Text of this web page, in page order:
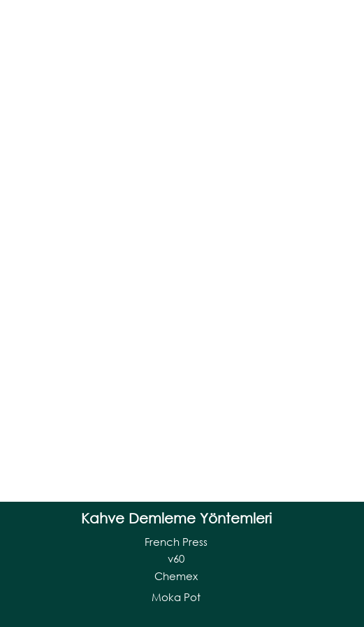
Kahve Demleme Yöntemleri
French Press
v60
Chemex
Moka Pot